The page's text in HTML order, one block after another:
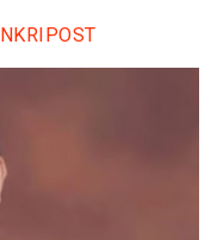
NKRIPOST